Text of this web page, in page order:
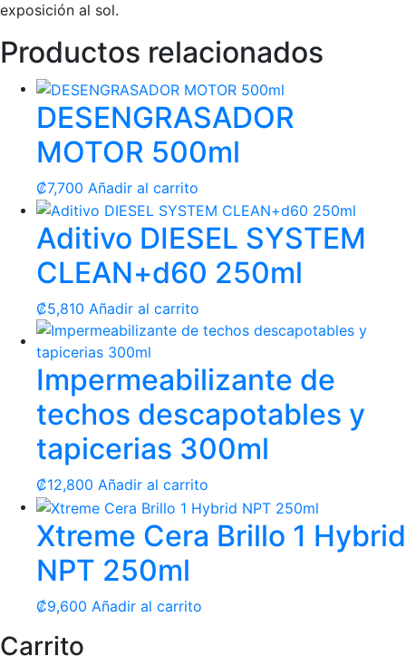
exposición al sol.
Productos relacionados
DESENGRASADOR
MOTOR 500ml
₡7,700 Añadir al carrito
Aditivo DIESEL SYSTEM
CLEAN+d60 250ml
₡5,810 Añadir al carrito
Impermeabilizante de
techos descapotables y
tapicerias 300ml
₡12,800 Añadir al carrito
Xtreme Cera Brillo 1 Hybrid
NPT 250ml
₡9,600 Añadir al carrito
Carrito